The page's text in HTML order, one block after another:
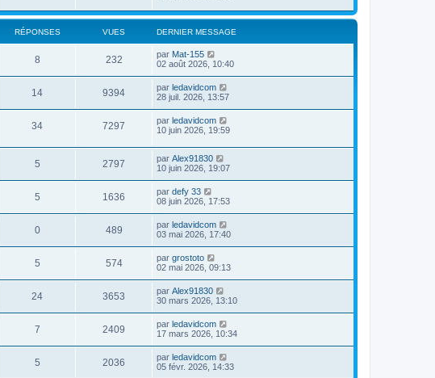
RÉPONSES VUES DERNIER MESSAGE
8 232 par Mat-155
02 août 2026, 10:40
14 9394 par ledavidcom
28 juil. 2026, 13:57
34 7297 par ledavidcom
10 juin 2026, 19:59
5 2797 par Alex91830
10 juin 2026, 19:07
5 1636 par defy 33
08 juin 2026, 17:53
0 489 par ledavidcom
03 mai 2026, 17:40
5 574 par grostoto
02 mai 2026, 09:13
24 3653 par Alex91830
30 mars 2026, 13:10
7 2409 par ledavidcom
17 mars 2026, 10:34
5 2036 par ledavidcom
05 févr. 2026, 14:33